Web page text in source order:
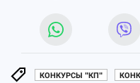
КОНКУРСЫ "КП"